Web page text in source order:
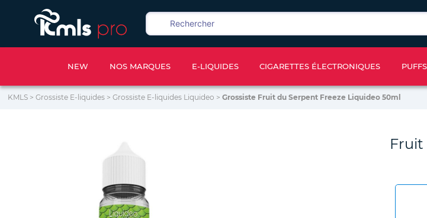
NEW NOS MARQUES E-LIQUIDES CIGARETTES ÉLECTRONIQUES
KMLS > Grossiste E-liquides > Grossiste E-liquides Liquideo > Grossiste Fruit du Serpent Freeze Liquideo 50ml
Fruit